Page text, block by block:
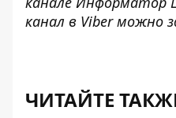
канал в Viber можно
ЧИТАЙТЕ